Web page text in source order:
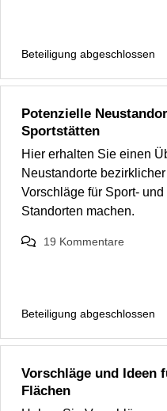
Beteiligung abgeschlossen
Potenzielle
Sportstätten
Hier erhalten Sie einen
Neustandorte
Vorschläge für Sport-
Standorten machen.
19 Kommentare
Beteiligung abgeschlossen
Vorschläge und Ideen
Flächen